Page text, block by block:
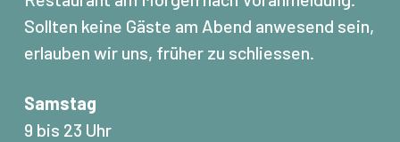
Sollten keine Gäste am Abend anwesend sein,
erlauben wir uns, früher zu schliessen.
Samstag
9 bis 23 Uhr